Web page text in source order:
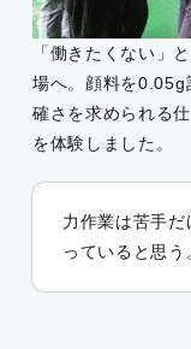
「働きたくない」
場へ。顔料を0.05g
確さを求められる
を体験しました。
力作業は苦手
っていると思う